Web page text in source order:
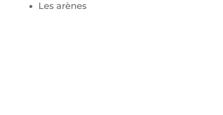
Les arènes